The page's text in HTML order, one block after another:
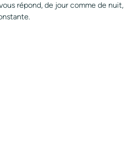
répond, de jour comme de nuit,